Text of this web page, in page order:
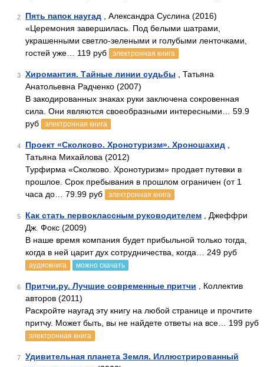
2 Пять папок наугад , Александра Суслина (2016)
«Церемония завершилась. Под белыми шатрами,
украшенными светло-зелеными и голубыми ленточками,
гостей уже… 119 руб
электронная книга
3 Хиромантия. Тайные линии судьбы , Татьяна
Анатольевна Радченко (2007)
В закодированных знаках руки заключена сокровенная
сила. Они являются своеобразными интересными… 59.9
руб
электронная книга
4 Проект «Сколково. Хронотуризм». Хроношахид
Татьяна Михайлова (2012)
Турфирма «Сколково. Хронотуризм» продает путевки в
прошлое. Срок пребывания в прошлом ограничен (от 1
часа до… 79.99 руб
электронная книга
5 Как стать первоклассным руководителем , Джеффри
Дж. Фокс (2009)
В наше время компания будет прибыльной только тогда,
когда в ней царит дух сотрудничества, когда… 249 руб
аудиокнига можно скачать
6 Притчи.ру. Лучшие современные притчи , Коллектив
авторов (2011)
Раскройте наугад эту книгу на любой странице и прочтите
притчу. Может быть, вы не найдете ответы на все… 199 руб
электронная книга
7
Удивительная планета Земля. Иллюстрированный